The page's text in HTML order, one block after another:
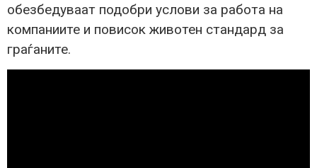
обезбедуваат подобри услови за работа на
компаниите и повисок животен стандард за
граѓаните.